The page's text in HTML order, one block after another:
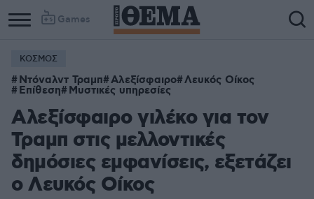
Games
Column
1
Column
2
ΚΟΣΜΟΣ
Ντόναλντ Τραμπ Αλεξίσφαιρο Λευκός Οίκος
Επίθεση Μυστικές υπηρεσίες
Αλεξίσφαιρο γιλέκο για τον
Τραμπ στις μελλοντικές
δημόσιες εμφανίσεις, εξετάζει
ο Λευκός Οίκος